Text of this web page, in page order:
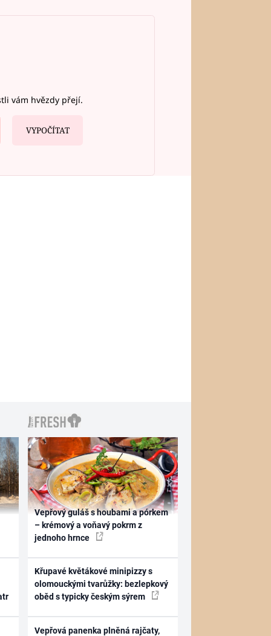
vám hvězdy přejí.
VYPOČÍTAT
Vepřový guláš s houbami a pórkem
– krémový a voňavý pokrm z
jednoho hrnce
Křupavé květákové minipizzy s
olomouckými tvarůžky: bezlepkový
oběd s typicky českým sýrem
Vepřová panenka plněná rajčaty,